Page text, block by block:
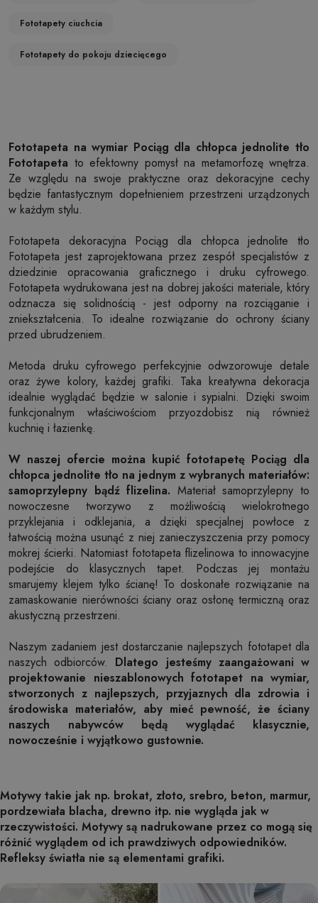
Fototapety ciuchcia
Fototapety do pokoju dziecięcego
Fototapeta na wymiar Pociąg dla chłopca jednolite tło
Fototapeta to efektowny pomysł na metamorfozę wnętrza.
Ze względu na swoje praktyczne oraz dekoracyjne cechy
będzie fantastycznym dopełnieniem przestrzeni urządzonych
w każdym stylu.
Fototapeta dekoracyjna Pociąg dla chłopca jednolite tło
Fototapeta jest zaprojektowana przez zespół specjalistów z
dziedzinie opracowania graficznego i druku cyfrowego.
Fototapeta wydrukowana jest na dobrej jakości materiale, który
odznacza się solidnością - jest odporny na rozciąganie i
zniekształcenia. To idealne rozwiązanie do ochrony ściany
przed ubrudzeniem.
Metoda druku cyfrowego perfekcyjnie odwzorowuje detale
oraz żywe kolory, każdej grafiki. Taka kreatywna dekoracja
idealnie wyglądać będzie w salonie i sypialni. Dzięki swoim
funkcjonalnym właściwościom przyozdobisz nią również
kuchnię i łazienkę.
W naszej ofercie można kupić fototapetę Pociąg dla
chłopca jednolite tło na jednym z wybranych materiałów:
samoprzylepny bądź flizelina. Materiał samoprzylepny to
nowoczesne tworzywo z możliwością wielokrotnego
przyklejania i odklejania, a dzięki specjalnej powłoce z
łatwością można usunąć z niej zanieczyszczenia przy pomocy
mokrej ścierki. Natomiast fototapeta flizelinowa to innowacyjne
podejście do klasycznych tapet. Podczas jej montażu
smarujemy klejem tylko ścianę! To doskonałe rozwiązanie na
zamaskowanie nierówności ściany oraz osłonę termiczną oraz
akustyczną przestrzeni.
Naszym zadaniem jest dostarczanie najlepszych fototapet dla
naszych odbiorców. Dlatego jesteśmy zaangażowani w
projektowanie nieszablonowych fototapet na wymiar,
stworzonych z najlepszych, przyjaznych dla zdrowia i
środowiska materiałów, aby mieć pewność, że ściany
naszych nabywców będą wyglądać klasycznie,
nowocześnie i wyjątkowo gustownie.
Motywy takie jak np. brokat, złoto, srebro, beton, marmur,
pordzewiała blacha, drewno itp. nie wygląda jak w
rzeczywistości. Motywy są nadrukowane przez co mogą się
różnić wyglądem od ich prawdziwych odpowiedników.
Refleksy światła nie są elementami grafiki.